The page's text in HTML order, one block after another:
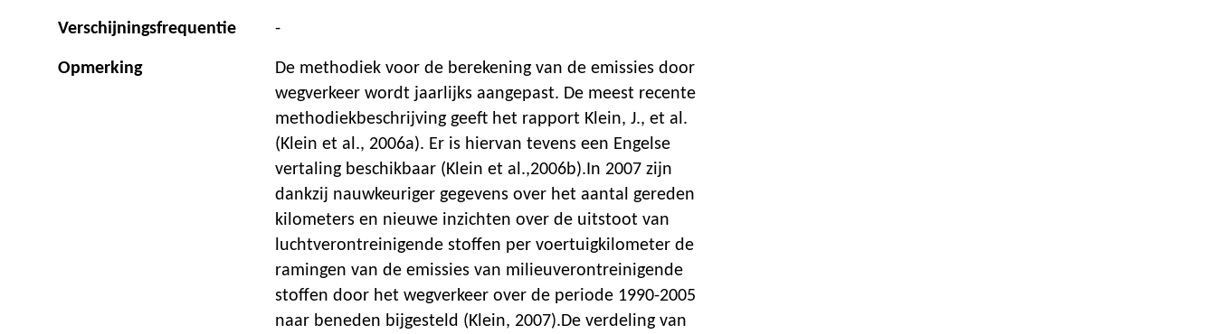
Verschijningsfrequentie -
Opmerking
De methodiek voor de berekening van de emissies door
wegverkeer wordt jaarlijks aangepast. De meest recente
methodiekbeschrijving geeft het rapport Klein, J., et al.
(Klein et al., 2006a). Er is hiervan tevens een Engelse
vertaling beschikbaar (Klein et al.,2006b).In 2007 zijn
dankzij nauwkeuriger gegevens over het aantal gereden
kilometers en nieuwe inzichten over de uitstoot van
luchtverontreinigende stoffen per voertuigkilometer de
ramingen van de emissies van milieuverontreinigende
stoffen door het wegverkeer over de periode 1990-2005
naar beneden bijgesteld (Klein, 2007).De verdeling van